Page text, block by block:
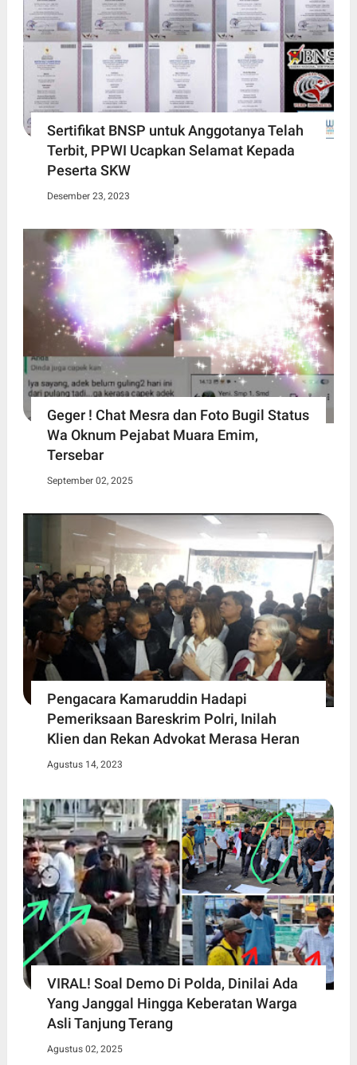
Sertifikat BNSP untuk Anggotanya Telah
Terbit, PPWI Ucapkan Selamat Kepada
Peserta SKW
Desember 23, 2023
Geger ! Chat Mesra dan Foto Bugil Status
Wa Oknum Pejabat Muara Emim,
Tersebar
September 02, 2025
Pengacara Kamaruddin Hadapi
Pemeriksaan Bareskrim Polri, Inilah
Klien dan Rekan Advokat Merasa Heran
Agustus 14, 2023
VIRAL! Soal Demo Di Polda, Dinilai Ada
Yang Janggal Hingga Keberatan Warga
Asli Tanjung Terang
Agustus 02, 2025